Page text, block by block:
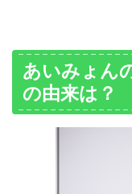
あいみょん
の由来は？